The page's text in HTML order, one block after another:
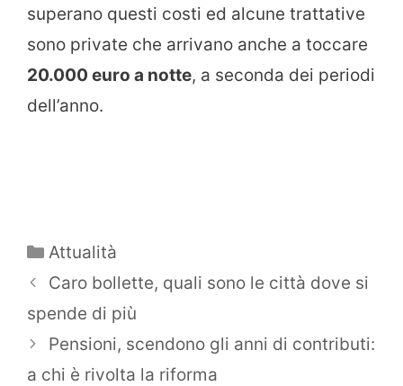
superano questi costi ed alcune trattative
sono private che arrivano anche a toccare
20.000 euro a notte, a seconda dei periodi
dell’anno.
Categorie
Attualità
Caro bollette, quali sono le città dove si
spende di più
Pensioni, scendono gli anni di contributi:
a chi è rivolta la riforma